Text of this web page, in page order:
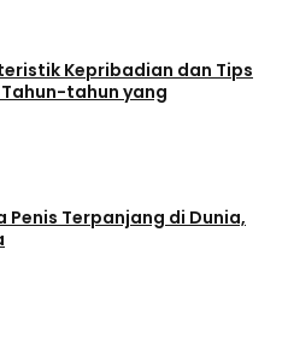
Kepribadian dan Tips
tahun yang
Penis Terpanjang di Dunia,